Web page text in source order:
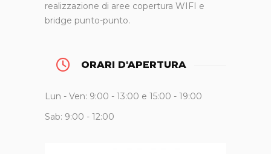
realizzazione di aree copertura WIFI e
bridge punto-punto.
ORARI D'APERTURA
Lun - Ven: 9:00 - 13:00 e 15:00 - 19:00
Sab: 9:00 - 12:00